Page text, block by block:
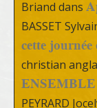
Briand dans
BASSET
cette
christian
PEYRARD